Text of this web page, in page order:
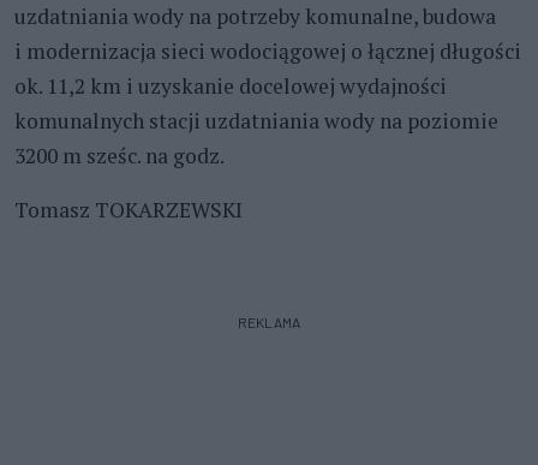
uzdatniania wody na potrzeby komunalne, budowa
i modernizacja sieci wodociągowej o łącznej długości
ok. 11,2 km i uzyskanie docelowej wydajności
komunalnych stacji uzdatniania wody na poziomie
3200 m sześc. na godz.
Tomasz TOKARZEWSKI
REKLAMA